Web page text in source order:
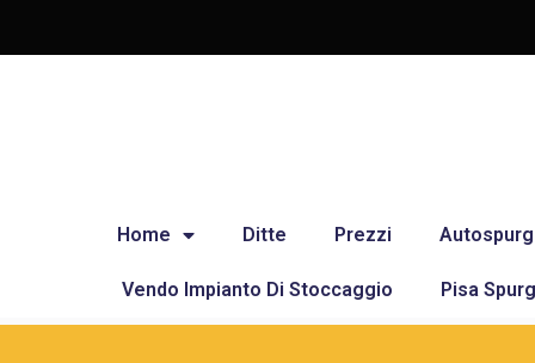
Home Ditte Prezzi
Vendo Impianto Di Stoccaggio Pisa